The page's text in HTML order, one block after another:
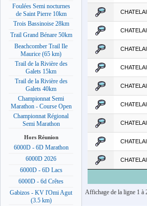
Foulées Semi nocturnes
de Saint Pierre 10km
Trois Bassinoise 28km
Trail Grand Bénare 50km
Beachcomber Trail Ile
Maurice (65 km)
Trail de la Rivière des
Galets 15km
Trail de la Rivière des
Galets 40km
Championnat Semi
Marathon - Course Open
Championnat Régional
Semi Marathon
Hors Réunion
6000D - 6D Marathon
6000D 2026
6000D - 6D Lacs
6000D - 6d Crêtes
Gabizos - KV l'Omi Agut
(3.5 km)
Affichage de la ligne 1 à